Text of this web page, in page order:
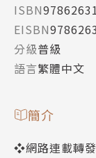
ISBN
EISBN
分級普級
語言繁體中文
簡介
❖網路連載轉